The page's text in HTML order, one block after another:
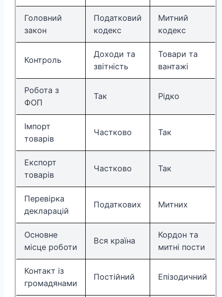
Головний
закон
Податковий
кодекс
Митний
кодекс
Контроль
Доходи та
звітність
Товари та
вантажі
Робота з
ФОП
Так Рідко
Імпорт
товарів
Частково Так
Експорт
товарів
Частково Так
Перевірка
декларацій
Податкових Митних
Основне
місце роботи
Вся країна
Кордон та
митні пости
Контакт із
громадянами
Постійний Епізодичний